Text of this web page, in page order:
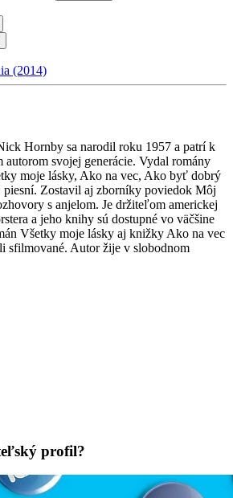
(2014)
Hornby sa narodil roku 1957 a patrí k
autorom svojej generácie. Vydal romány
moje lásky, Ako na vec, Ako byť dobrý
Zostavil aj zborníky poviedok Môj
s anjelom. Je držiteľom americkej
a jeho knihy sú dostupné vo väčšine
Všetky moje lásky aj knižky Ako na vec
sfilmované. Autor žije v slobodnom
profil?